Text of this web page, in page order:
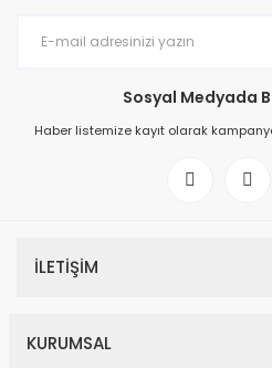
Sosyal Medyada
Haber listemize kayıt olarak
İLETİŞİM
KURUMSAL